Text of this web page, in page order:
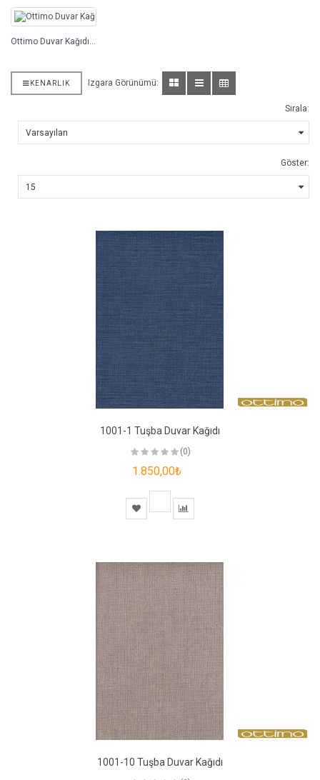
Ottimo Duvar Kağıdı (48)
KENARLIK Izgara Görünümü:
Sırala:
Göster:
1001-1 Tuşba Duvar Kağıdı
(0)
1.850,00₺
1001-10 Tuşba Duvar Kağıdı